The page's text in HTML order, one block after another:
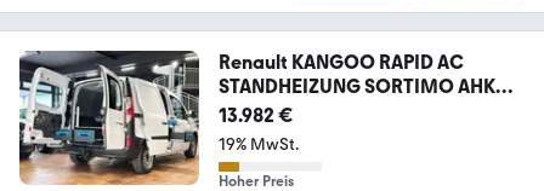
Renault KANGOO RAPID AC
STANDHEIZUNG SORTIMO AHK
EXTRA E
13.982 €
19% MwSt.
Hoher Preis